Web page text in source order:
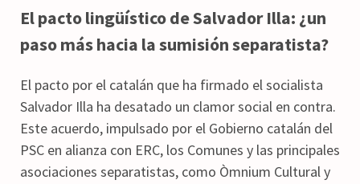
El pacto lingüístico de Salvador Illa: ¿un
paso más hacia la sumisión separatista?
El pacto por el catalán que ha firmado el socialista
Salvador Illa ha desatado un clamor social en contra.
Este acuerdo, impulsado por el Gobierno catalán del
PSC en alianza con ERC, los Comunes y las principales
asociaciones separatistas, como Òmnium Cultural y